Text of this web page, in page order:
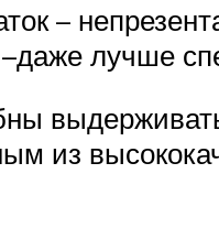
–
лучше
из